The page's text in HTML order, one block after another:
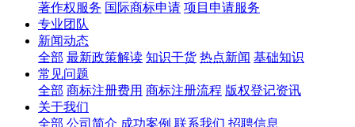
著作权服务 国际商标申请 项目申请服务
专业团队
新闻动态
全部 最新政策解读 知识干货 热点新闻 基础知识
常见问题
全部 商标注册费用 商标注册流程 版权登记资讯
关于我们
全部 公司简介 成功案例 联系我们 招聘信息